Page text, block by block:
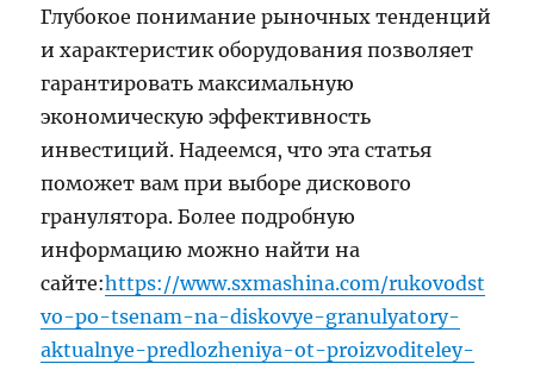
Глубокое понимание рыночных тенденций
и характеристик оборудования позволяет
гарантировать максимальную
экономическую эффективность
инвестиций. Надеемся, что эта статья
поможет вам при выборе дискового
гранулятора. Более подробную
информацию можно найти на
сайте:https://www.sxmashina.com/rukovodst
vo-po-tsenam-na-diskovye-granulyatory-
aktualnye-predlozheniya-ot-proizvoditeley-